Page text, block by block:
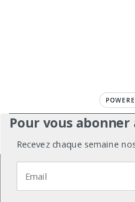
Annonceurs
Pour vous
Recevez chaque semaine